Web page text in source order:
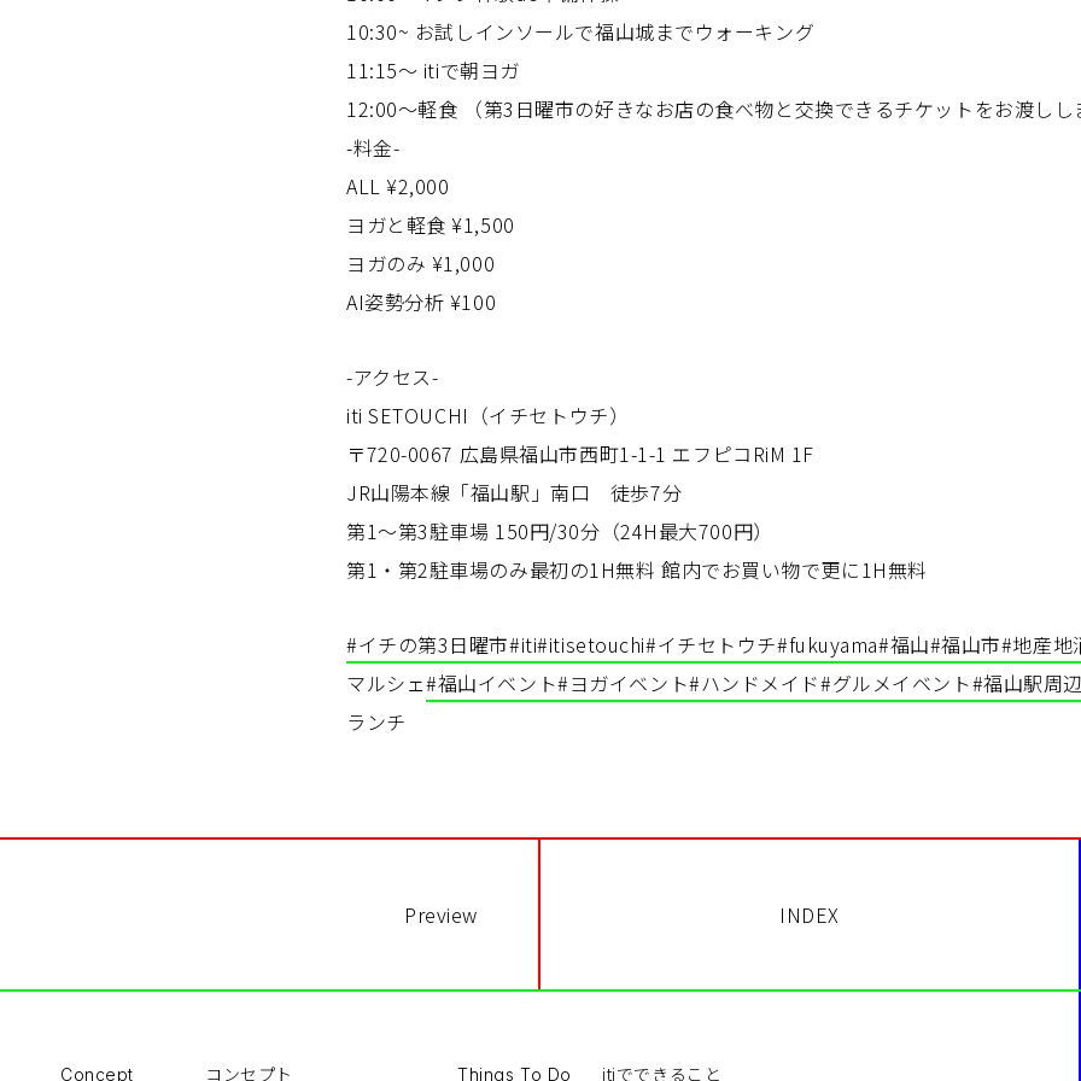
10:30~ お試しインソールで福山城までウォーキング
11:15〜 itiで朝ヨガ
12:00〜軽食 （第3日曜市の好きなお店の食べ物と交換できるチケットをお渡しし
-料金-
ALL ¥2,000
ヨガと軽食 ¥1,500
ヨガのみ ¥1,000
AI姿勢分析 ¥100
-アクセス-
iti SETOUCHI（イチセトウチ）
〒720-0067 広島県福山市西町1-1-1 エフピコRiM 1F
JR山陽本線「福山駅」南口 徒歩7分
第1〜第3駐車場 150円/30分（24H最大700円）
第1・第2駐車場のみ最初の1H無料 館内でお買い物で更に1H無料
#イチの第3日曜市#iti#itisetouchi#イチセトウチ#fukuyama#福山#福山市#地産地
マルシェ#福山イベント#ヨガイベント#ハンドメイド#グルメイベント#福山駅周
ランチ
Preview INDEX
Concept コンセプト Things To Do itiでできること